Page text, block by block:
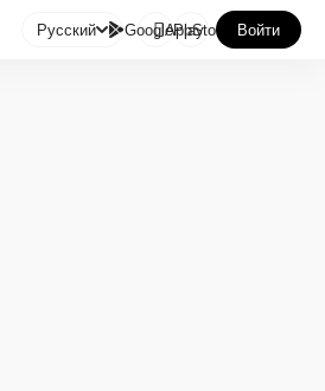
Русский GooglePlay
AppStore Войти